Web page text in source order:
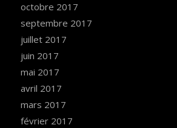
octobre 2017
septembre 2017
juillet 2017
juin 2017
mai 2017
avril 2017
mars 2017
février 2017